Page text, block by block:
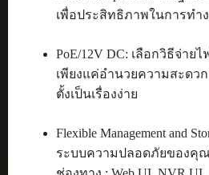
เพื่อประสิทธิภาพในการทำ
PoE/12V DC: เลือกวิธีจ่าย
เพียงแค่อำนวยความสะดว
ตั้งเป็นเรื่องง่าย
Flexible Management and
ระบบความปลอดภัยของคุ